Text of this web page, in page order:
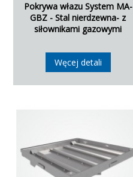
Pokrywa włazu System MA-
GBZ - Stal nierdzewna- z
siłownikami gazowymi
Węcej detali